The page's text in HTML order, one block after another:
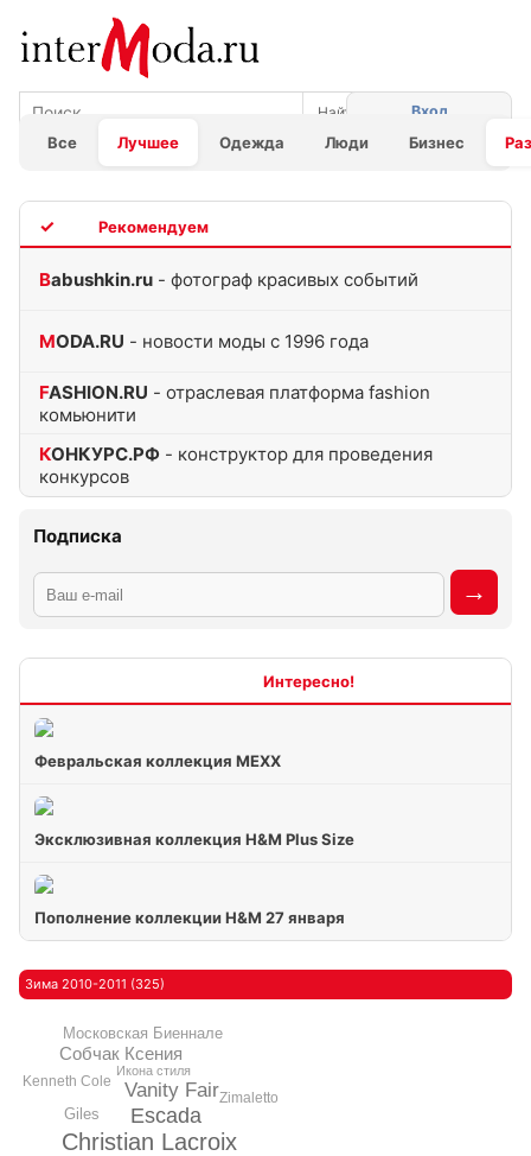
Все Лучшее Одежда Люди Бизнес
Вход
Babushkin.ru - фотограф красивых событий
MODA.RU - новости моды с 1996 года
FASHION.RU - отраслевая платформа fashion
комьюнити
КОНКУРС.РФ - конструктор для проведения
конкурсов
Подписка
Февральская коллекция МЕХХ
Эксклюзивная коллекция H&M Plus Size
Пополнение коллекции H&M 27 января
Зима 2010-2011 (325)
Christian Lacroix
Escada
Vanity Fair
Собчак Ксения
Московская Биеннале
Giles
Kenneth Cole
Zimaletto
Икона стиля